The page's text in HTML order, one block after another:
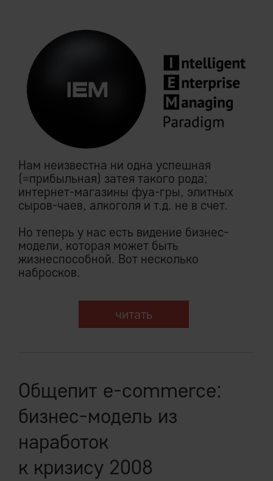
Нам неизвестна ни одна успешная
(=прибыльная) затея такого рода;
интернет-магазины фуа-гры, элитных
сыров-чаев, алкоголя и т.д. не в счет.
Но теперь у нас есть видение бизнес-
модели, которая может быть
жизнеспособной. Вот несколько
набросков.
читать
Общепит e-commerce:
бизнес-модель из
наработок
к кризису 2008